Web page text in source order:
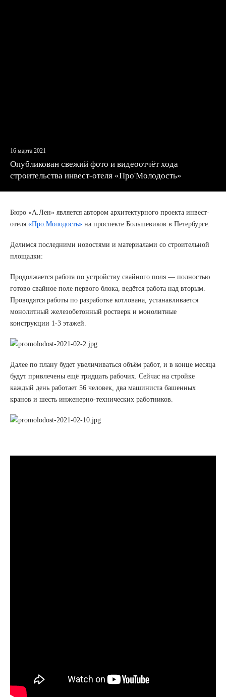
16 марта 2021
Опубликован свежий фото и видеоотчёт хода
строительства инвест-отеля «Про'Молодость»
Бюро «А.Лен» является автором архитектурного проекта инвест-
отеля «Про.Молодость» на проспекте Большевиков в Петербурге.
Делимся последними новостями и материалами со строительной
площадки:
Продолжается работа по устройству свайного поля — полностью
готово свайное поле первого блока, ведётся работа над вторым.
Проводятся работы по разработке котлована, устанавливается
монолитный железобетонный ростверк и монолитные
конструкции 1-3 этажей.
Далее по плану будет увеличиваться объём работ, и в конце месяца
будут привлечены ещё тридцать рабочих. Сейчас на стройке
каждый день работает 56 человек, два машиниста башенных
кранов и шесть инженерно‐технических работников.